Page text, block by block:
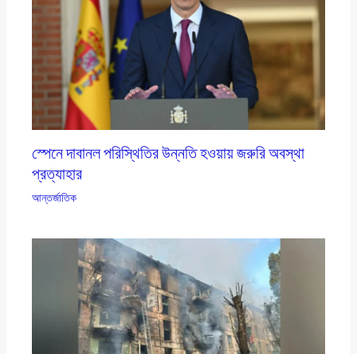
স্পেনে দাবানল পরিস্থিতির উন্নতি হওয়ায় জরুরি অবস্থা
প্রত্যাহার
আন্তর্জাতিক